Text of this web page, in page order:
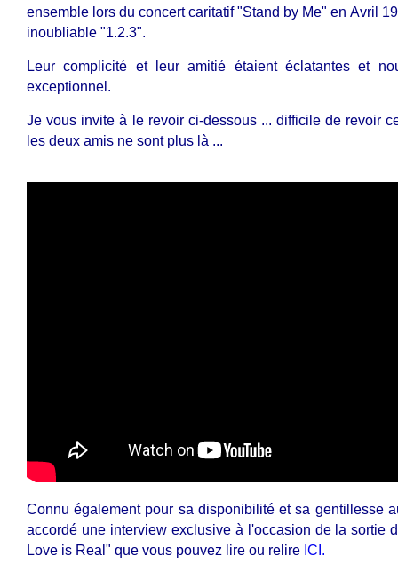
ensemble lors du concert caritatif "Stand by Me" en Avril
inoubliable "1.2.3".
Leur complicité et leur amitié étaient éclatantes et
exceptionnel.
Je vous invite à le revoir ci-dessous ... difficile de revoir
les deux amis ne sont plus là ...
Connu également pour sa disponibilité et sa gentillesse
accordé une interview exclusive à l'occasion de la sortie
Love is Real" que vous pouvez lire ou relire ICI.